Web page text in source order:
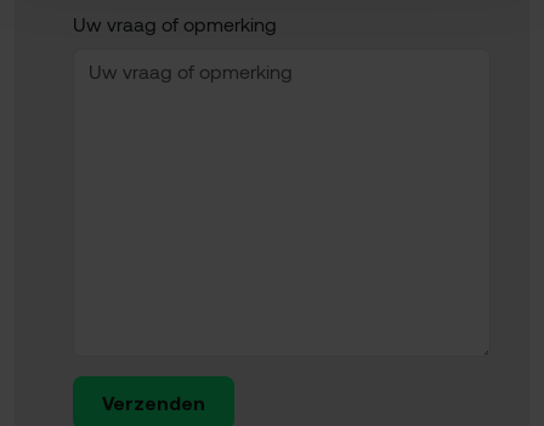
Uw vraag of opmerking
Verzenden